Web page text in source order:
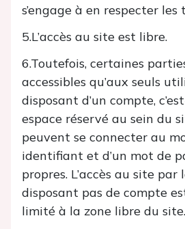
s’engage à en respecter les
5.L’accès au site est libre.
6.Toutefois, certaines
accessibles qu’aux seuls
disposant d’un compte,
espace réservé au sein du
peuvent se connecter au
identifiant et d’un mot de
propres. L’accès au site
disposant pas de compte
limité à la zone libre du site.